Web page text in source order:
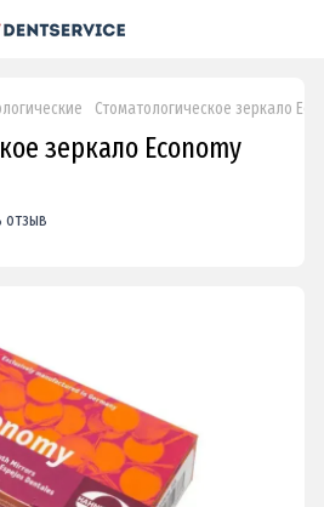
Стоматологическое зеркало
зеркало Economy
отзыв